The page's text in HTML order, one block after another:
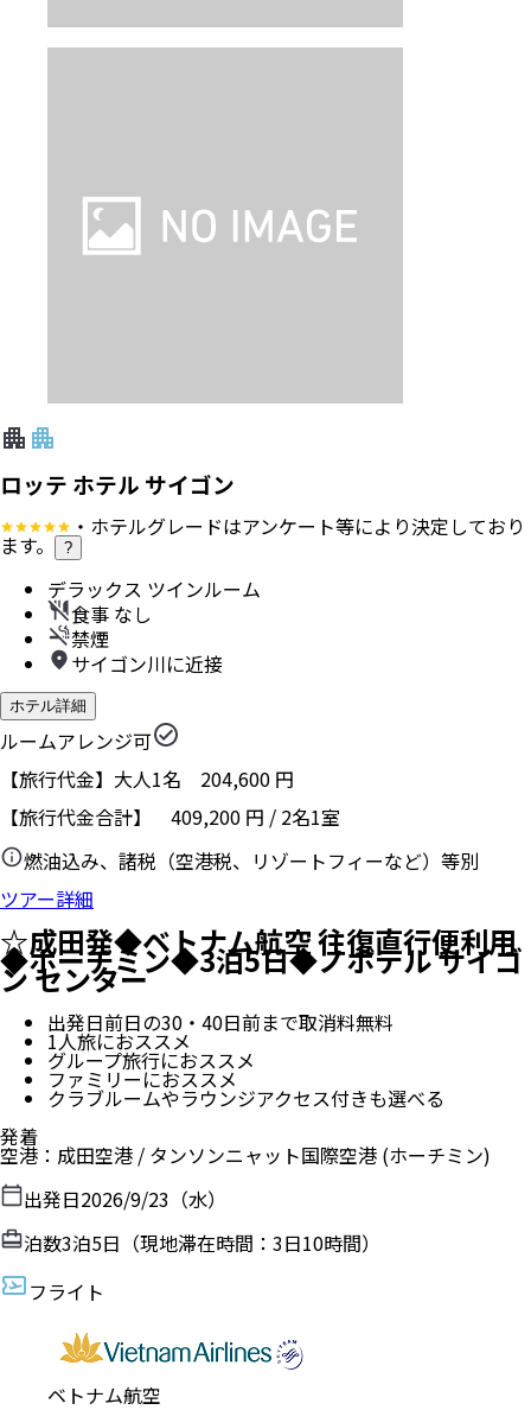
ロッテ ホテル サイゴン
・ホテルグレードはアンケート等により決定しており
ます。 ?
デラックス ツインルーム
食事 なし
禁煙
サイゴン川に近接
ホテル詳細
ルームアレンジ可
【旅行代金】大人1名 204,600 円
【旅行代金合計】 409,200 円 / 2名1室
燃油込み、諸税（空港税、リゾートフィーなど）等別
ツアー詳細
☆成田発◆ベトナム航空 往復直行便利用
◆ホーチミン◆3泊5日◆ノボテル サイゴ
ン センター
出発日前日の30・40日前まで取消料無料
1人旅におススメ
グループ旅行におススメ
ファミリーにおススメ
クラブルームやラウンジアクセス付きも選べる
発着
空港 ： 成田空港 / タンソンニャット国際空港 (ホーチミン)
出発日2026/9/23（水）
泊数3泊5日（現地滞在時間： 3日10時間）
フライト
ベトナム航空